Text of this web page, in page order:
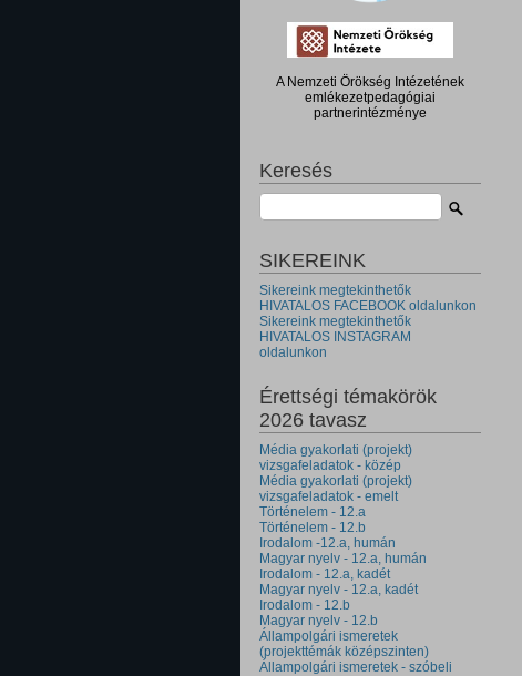
A Nemzeti Örökség Intézetének
emlékezetpedagógiai
partnerintézménye
Keresés
SIKEREINK
Sikereink megtekinthetők
HIVATALOS FACEBOOK oldalunkon
Sikereink megtekinthetők
HIVATALOS INSTAGRAM
oldalunkon
Érettségi témakörök
2026 tavasz
Média gyakorlati (projekt)
vizsgafeladatok - közép
Média gyakorlati (projekt)
vizsgafeladatok - emelt
Történelem - 12.a
Történelem - 12.b
Irodalom -12.a, humán
Magyar nyelv - 12.a, humán
Irodalom - 12.a, kadét
Magyar nyelv - 12.a, kadét
Irodalom - 12.b
Magyar nyelv - 12.b
Állampolgári ismeretek
(projekttémák középszinten)
Állampolgári ismeretek - szóbeli